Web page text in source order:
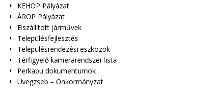
KEHOP Pályázat
ÁROP Pályázat
Elszállított járművek
Településfejlesztés
Településrendezési eszközök
Térfigyelő kamerarendszer lista
Perkapu dokumentumok
Üvegzseb – Önkormányzat